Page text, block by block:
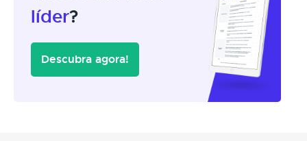
líder?
Descubra agora!